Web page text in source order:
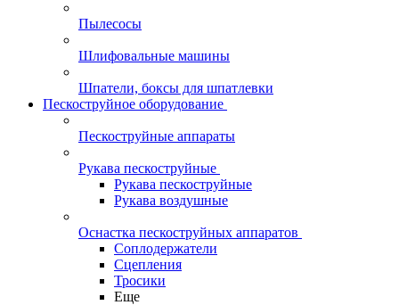
Пылесосы
Шлифовальные машины
Шпатели, боксы для шпатлевки
Пескоструйное оборудование
Пескоструйные аппараты
Рукава пескоструйные
Рукава пескоструйные
Рукава воздушные
Оснастка пескоструйных аппаратов
Соплодержатели
Сцепления
Тросики
Еще